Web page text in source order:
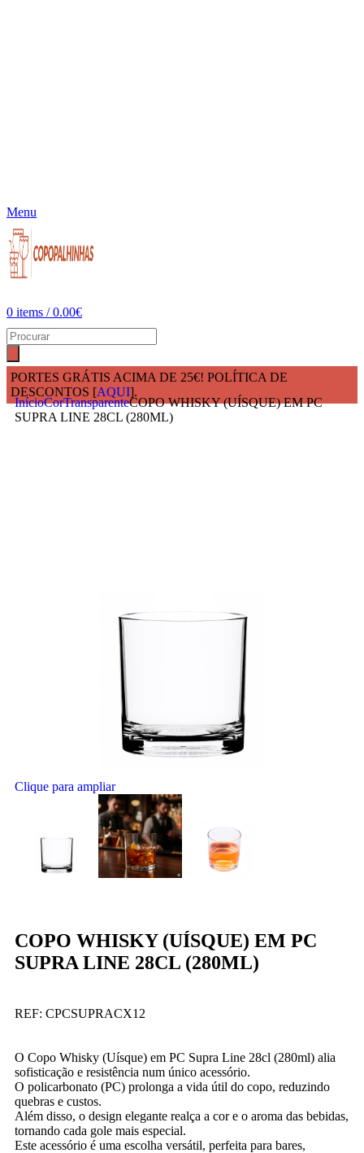
Menu
0 items / 0.00€
PORTES GRÁTIS ACIMA DE 25€! POLÍTICA DE
DESCONTOS [AQUI].
InícioCorTransparenteCOPO WHISKY (UÍSQUE) EM PC
SUPRA LINE 28CL (280ML)
Clique para ampliar
COPO WHISKY (UÍSQUE) EM PC
SUPRA LINE 28CL (280ML)
REF: CPCSUPRACX12
O Copo Whisky (Uísque) em PC Supra Line 28cl (280ml) alia
sofisticação e resistência num único acessório.
O policarbonato (PC) prolonga a vida útil do copo, reduzindo
quebras e custos.
Além disso, o design elegante realça a cor e o aroma das bebidas,
tornando cada gole mais especial.
Este acessório é uma escolha versátil, perfeita para bares,